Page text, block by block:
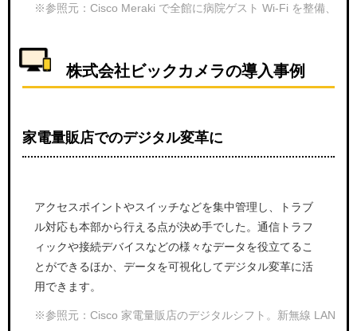
※参照元：Cisco Meraki で全館に病院ゲスト Wi-Fi を整備、サ
株式会社ビックカメラの導入事例
家電量販店でのデジタル変革に
アクセスポイントやスイッチなどを集中管理し、トラブ
ル対応も本部から行える点が決め手でした。通信トラフ
ィックや接続デバイスなどの様々なデータを役立てるこ
とができるほか、データを可視化してデジタル変革に活
用できます。
※参照元：Cisco 家電量販店のデジタルシフト。新無線 LAN に